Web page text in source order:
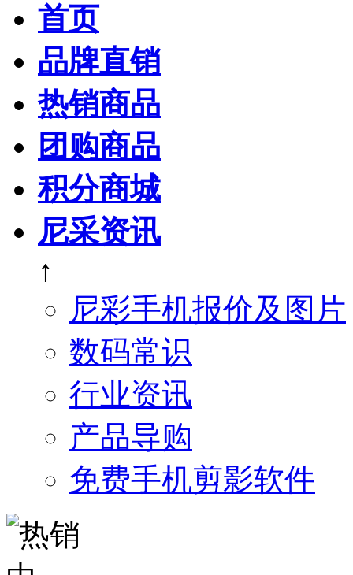
首页
品牌直销
热销商品
团购商品
积分商城
尼采资讯
↑
尼彩手机报价及图片
数码常识
行业资讯
产品导购
免费手机剪影软件